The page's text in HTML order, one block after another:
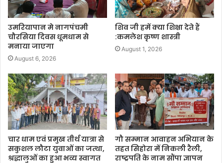
उमरियापान मे नागपंचमी
चौरसिया दिवस धूमधाम से
मनाया जाएगा
August 6, 2026
शिव जी हमें क्या शिक्षा देते हैं
:कमलेश कृष्ण शास्त्री
August 1, 2026
चार धाम एवं प्रमुख तीर्थ यात्रा से
सकुशल लौटा युवाओं का जत्था,
श्रद्धालुओं का हुआ भव्य स्वागत
गौ सम्मान आवाहन अभियान के
तहत सिहोरा में निकली रैली,
राष्ट्रपति के नाम सौंपा ज्ञापन